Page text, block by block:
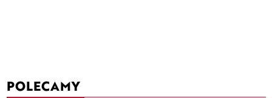
POLECAMY